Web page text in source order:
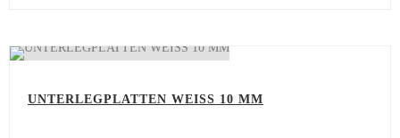
UNTERLEGPLATTEN WEISS 10 MM